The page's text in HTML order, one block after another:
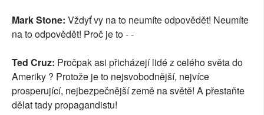
Mark Stone: Vždyť vy na to neumíte odpovědět! Neumíte
na to odpovědět! Proč je to - -
Ted Cruz: Pročpak asi přicházejí lidé z celého světa do
Ameriky ? Protože je to nejsvobodnější, nejvíce
prosperující, nejbezpečnější země na světě! A přestaňte
dělat tady propagandistu!